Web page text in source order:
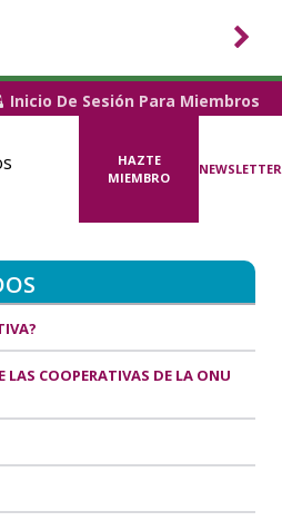
Inicio De Sesión Para Miembros
HAZTE
MIEMBRO
NEWSLETTER
COOPERATIVAS DE LA ONU